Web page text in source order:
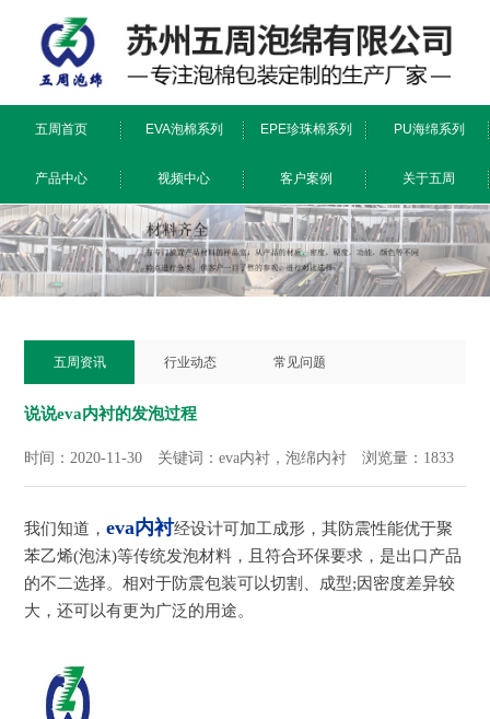
五周首页 EVA泡棉系列 EPE珍珠棉系列 PU海绵系列
产品中心
EVA泡棉系列
EPE珍珠棉系列
PU海绵系列
防静电/阻燃系列
镂铣/雕刻系列
特殊工艺
视频中心 客户案例 关于五周
公司简介
荣誉证书
工厂环境
新闻资讯
五周资讯 行业动态 常见问题
说说eva内衬的发泡过程
时间：2020-11-30 关键词：eva内衬，泡绵内衬 浏览量：1833
我们知道，eva内衬经设计可加工成形，其防震性能优于聚
苯乙烯(泡沫)等传统发泡材料，且符合环保要求，是出口产品
的不二选择。相对于防震包装可以切割、成型;因密度差异较
大，还可以有更为广泛的用途。